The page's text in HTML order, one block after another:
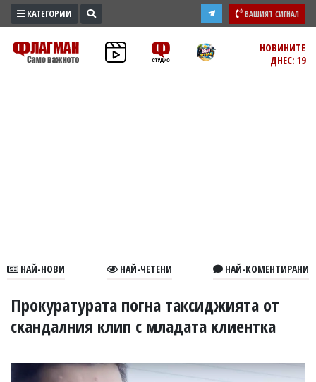
ПРОМО
ЗОНА
В
УКРАЙНА
РАЗСЛЕДВАНЕ
КАТЕГОРИИ ВАШИЯТ СИГНАЛ
НОВИНИТЕ
ДНЕС: 19
НАЙ-НОВИ НАЙ-ЧЕТЕНИ НАЙ-КОМЕНТИРАНИ
Прокуратурата погна таксиджията от
скандалния клип с младата клиентка